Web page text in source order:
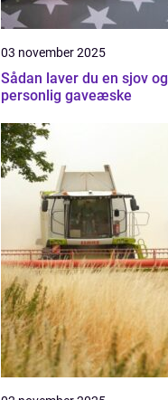
03 november 2025
Sådan laver du en sjov og
personlig gaveæske